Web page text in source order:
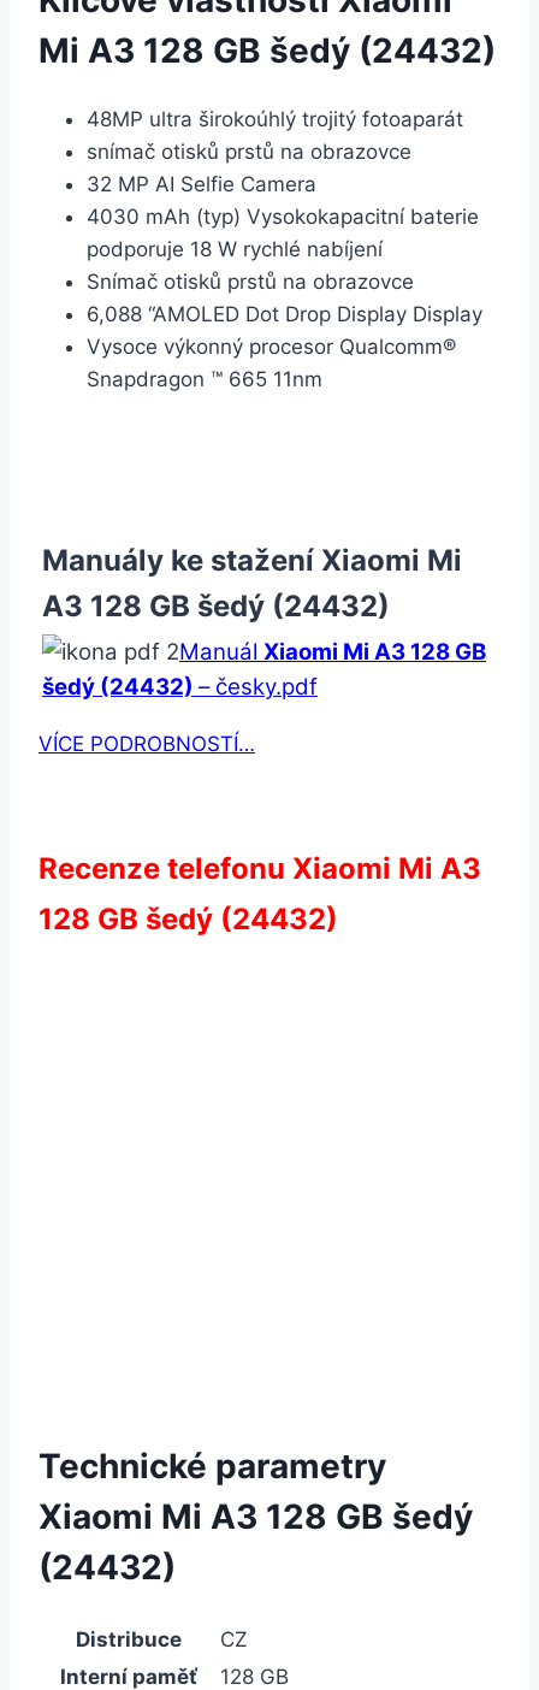
Mi A3 128 GB šedý (24432)
48MP ultra širokoúhlý trojitý fotoaparát
snímač otisků prstů na obrazovce
32 MP AI Selfie Camera
4030 mAh (typ) Vysokokapacitní baterie
podporuje 18 W rychlé nabíjení
Snímač otisků prstů na obrazovce
6,088 “AMOLED Dot Drop Display Display
Vysoce výkonný procesor Qualcomm®
Snapdragon ™ 665 11nm
Manuály ke stažení Xiaomi Mi
A3 128 GB šedý (24432)
Manuál Xiaomi Mi A3 128 GB
šedý (24432) – česky.pdf
VÍCE PODROBNOSTÍ…
Recenze telefonu Xiaomi Mi A3
128 GB šedý (24432)
Technické parametry
Xiaomi Mi A3 128 GB šedý
(24432)
Distribuce
CZ
Interní paměť
128 GB